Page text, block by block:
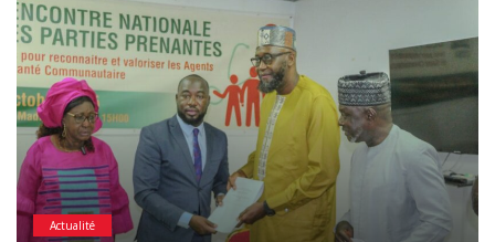
Actualité